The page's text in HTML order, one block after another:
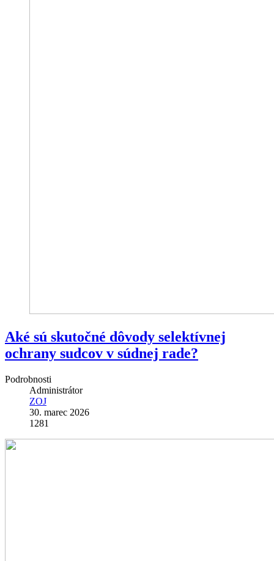
Aké sú skutočné dôvody selektívnej
ochrany sudcov v súdnej rade?
Podrobnosti
Administrátor
ZOJ
30. marec 2026
1281